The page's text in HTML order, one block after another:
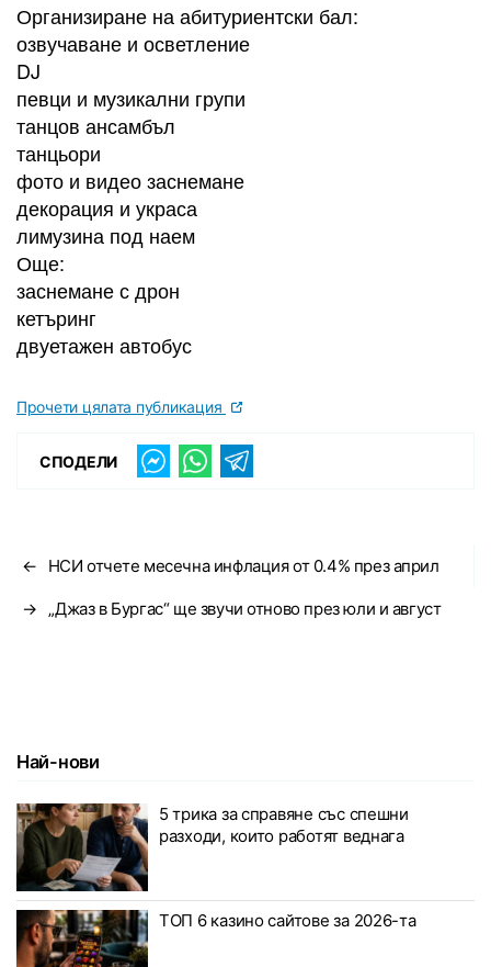
Организиране на абитуриентски бал:
озвучаване и осветление
DJ
певци и музикални групи
танцов ансамбъл
танцьори
фото и видео заснемане
декорация и украса
лимузина под наем
Още:
заснемане с дрон
кетъринг
двуетажен автобус
Прочети цялата публикация
СПОДЕЛИ
← НСИ отчете месечна инфлация от 0.4% през април
→ „Джаз в Бургас“ ще звучи отново през юли и август
Най-нови
5 трика за справяне със спешни
разходи, които работят веднага
ТОП 6 казино сайтове за 2026-та